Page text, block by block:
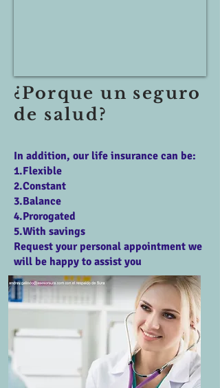
¿Porque un seguro
de salud?
In addition, our life insurance can be:
1.Flexible
2.Constant
3.Balance
4.Prorogated
5.With savings
Request your personal appointment we
will be happy to assist you